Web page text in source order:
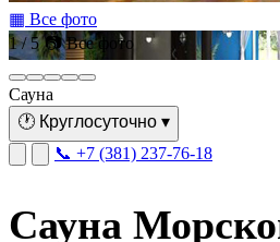
▦ Все фото
1 / 5 📷 Все фото
Сауна
🕐 Круглосуточно ▾
📞 +7 (381) 237-76-18
Сауна